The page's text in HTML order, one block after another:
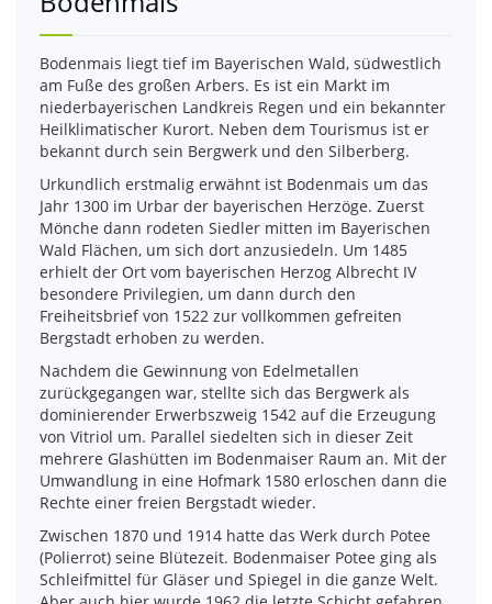
Bodenmais liegt tief im Bayerischen Wald, südwestlich
am Fuße des großen Arbers. Es ist ein Markt im
niederbayerischen Landkreis Regen und ein bekannter
Heilklimatischer Kurort. Neben dem Tourismus ist er
bekannt durch sein Bergwerk und den Silberberg.
Urkundlich erstmalig erwähnt ist Bodenmais um das
Jahr 1300 im Urbar der bayerischen Herzöge. Zuerst
Mönche dann rodeten Siedler mitten im Bayerischen
Wald Flächen, um sich dort anzusiedeln. Um 1485
erhielt der Ort vom bayerischen Herzog Albrecht IV
besondere Privilegien, um dann durch den
Freiheitsbrief von 1522 zur vollkommen gefreiten
Bergstadt erhoben zu werden.
Nachdem die Gewinnung von Edelmetallen
zurückgegangen war, stellte sich das Bergwerk als
dominierender Erwerbszweig 1542 auf die Erzeugung
von Vitriol um. Parallel siedelten sich in dieser Zeit
mehrere Glashütten im Bodenmaiser Raum an. Mit der
Umwandlung in eine Hofmark 1580 erloschen dann die
Rechte einer freien Bergstadt wieder.
Zwischen 1870 und 1914 hatte das Werk durch Potee
(Polierrot) seine Blütezeit. Bodenmaiser Potee ging als
Schleifmittel für Gläser und Spiegel in die ganze Welt.